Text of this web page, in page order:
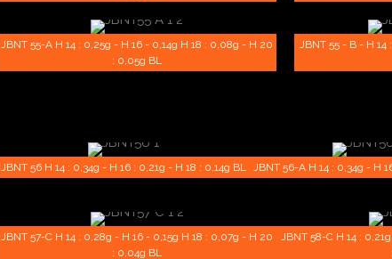
JBNT 55-A H 14 : 0,25g - H 16 - 0,14g H 18 : 0,08g - H 20
: 0,05g BL
JBNT 55 - B - H
JBNT 56 H 14 : 0,34g - H 16 : 0,21g - H 18 : 0,14g BL JBNT 56-A H 14 : 0,34g - H
JBNT 57-C H 14 : 0,28g - H 16 - 0,15g H 18 : 0,07g - H 20
: 0,04g BL
JBNT 58-C H 14 :